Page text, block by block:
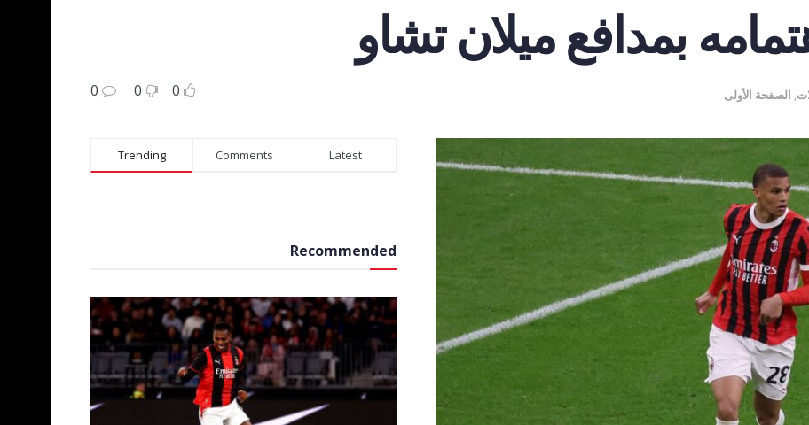
بمدافع ميلان تشاو
, الصفحة الأولى 0
0
Trending Comments Latest
Recommended